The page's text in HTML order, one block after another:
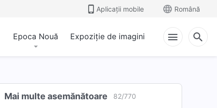
Aplicații mobile Română
Epoca Nouă Expoziție de imagini
Mai multe asemănătoare 82/770
48:12
Mărturii creștine bazate pe
urma emondării